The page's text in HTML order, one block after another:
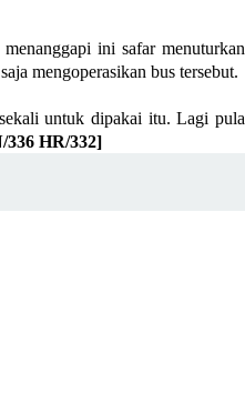
ini safar menuturkan
mengoperasikan bus tersebut.
untuk dipakai itu. Lagi pula
336 HR/332]